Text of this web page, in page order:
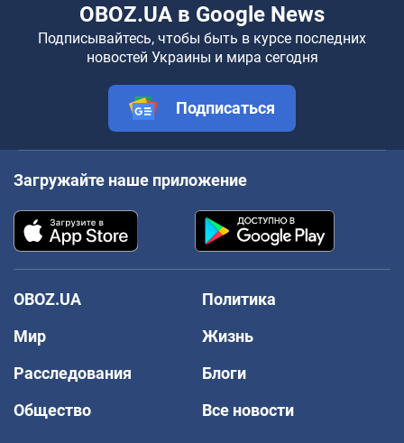
OBOZ.UA в Google News
Подписывайтесь, чтобы быть в курсе последних
новостей Украины и мира сегодня
Подписаться
Загружайте наше приложение
OBOZ.UA
Политика
Мир
Жизнь
Расследования
Блоги
Общество
Все новости